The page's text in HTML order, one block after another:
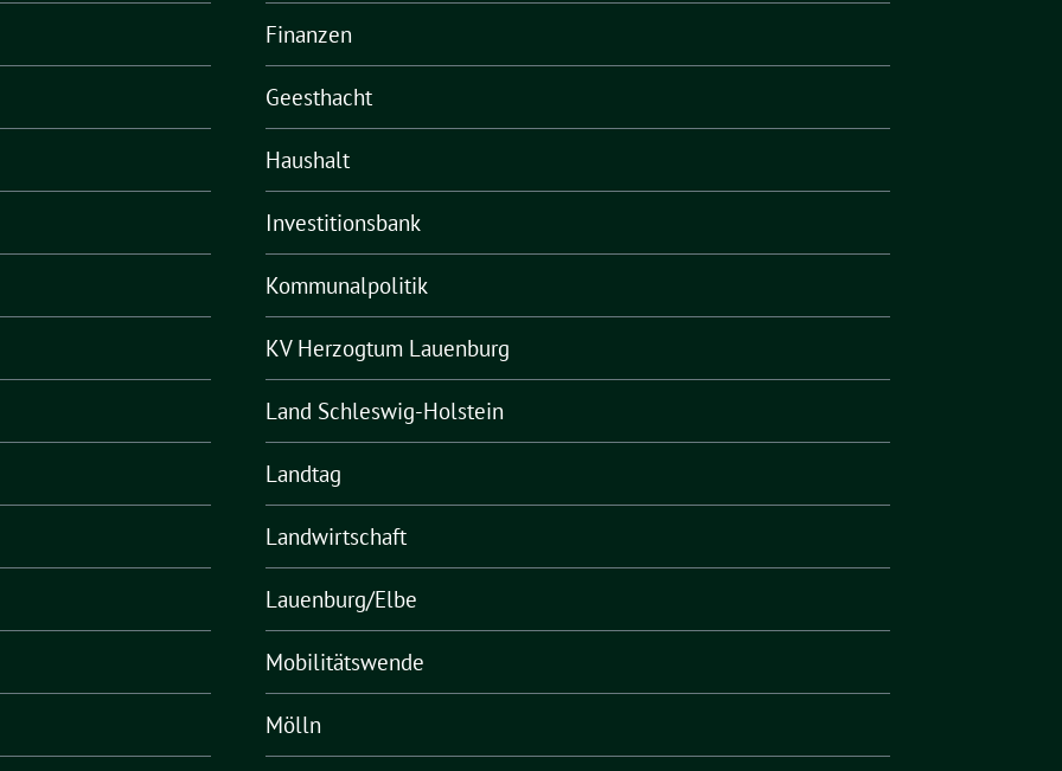
Finanzen
Geesthacht
Haushalt
Investitionsbank
Kommunalpolitik
KV Herzogtum Lauenburg
Land Schleswig-Holstein
Landtag
Landwirtschaft
Lauenburg/Elbe
Mobilitätswende
Mölln